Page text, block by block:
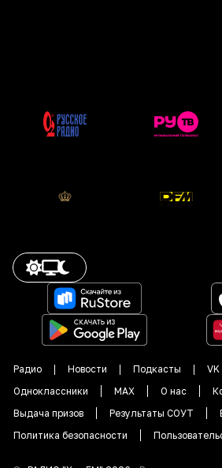
Радио Новости Подкасты
VK
Одноклассники
MAX О нас
Выдача призов
Результаты СОУТ
Политика безопасности